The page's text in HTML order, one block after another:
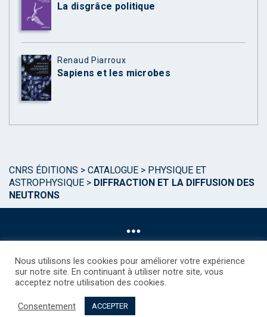
La disgrâce politique
Renaud Piarroux
Sapiens et les microbes
CNRS ÉDITIONS > CATALOGUE > PHYSIQUE ET
ASTROPHYSIQUE > DIFFRACTION ET LA DIFFUSION DES
NEUTRONS
©CNRS EDITIONS 2025
Droits étrangers / Foreign rights
Nous utilisons les cookies pour améliorer votre expérience
sur notre site. En continuant à utiliser notre site, vous
acceptez notre utilisation des cookies.
Consentement ACCEPTER